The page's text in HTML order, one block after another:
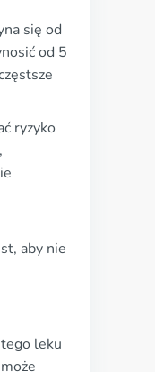
się od
od 5
ryzyko
aby nie
leku